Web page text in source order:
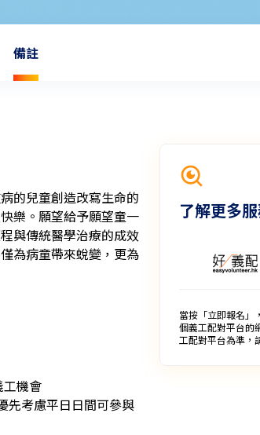
備註
的兒童創造改寫生命的
樂。願望給予願望童一
與傳統醫學治療的成效
為病童帶來蛻變，更為
工機會
先考慮平日日間可參與
了解更多
當按「立即報名」
個義工配對平台的
工配對平台為準，